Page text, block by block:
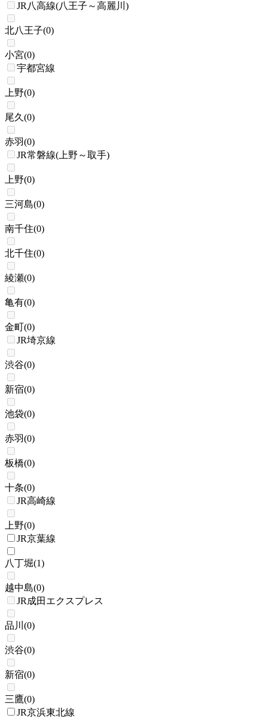
JR八高線(八王子～高麗川)
北八王子(0)
小宮(0)
宇都宮線
上野(0)
尾久 (0)
赤羽(0)
JR常磐線(上野～取手)
上野(0)
三河島(0)
南千住(0)
北千住(0)
綾瀬(0)
亀有(0)
金町(0)
JR埼京線
渋谷(0)
新宿(0)
池袋(0)
赤羽(0)
板橋(0)
十条(0)
JR高崎線
上野(0)
JR京葉線
八丁堀(1)
越中島(0)
JR成田エクスプレス
品川 (0)
渋谷(0)
新宿(0)
三鷹(0)
JR京浜東北線